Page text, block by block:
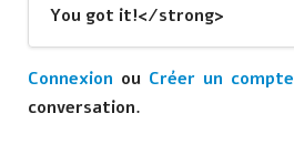
You got it!</strong>
Connexion ou Créer un compte
conversation.